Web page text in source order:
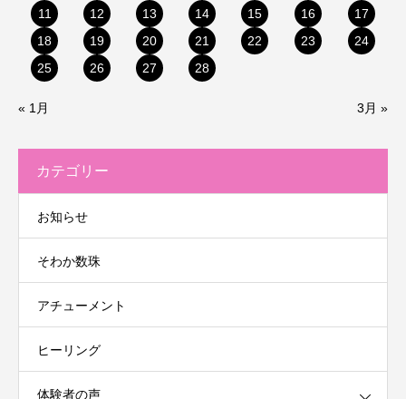
11
12 13 14 15 16
17
18
19 20 21 22 23
24
25
26 27 28
« 1月 3月 »
カテゴリー
お知らせ
そわか数珠
アチューメント
ヒーリング
体験者の声